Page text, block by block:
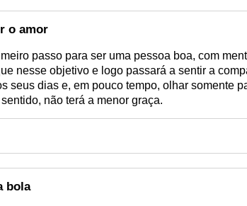
o amor
passo para ser uma pessoa boa, com
nesse objetivo e logo passará a sentir a
seus dias e, em pouco tempo, olhar somente
não terá a menor graça.
bola